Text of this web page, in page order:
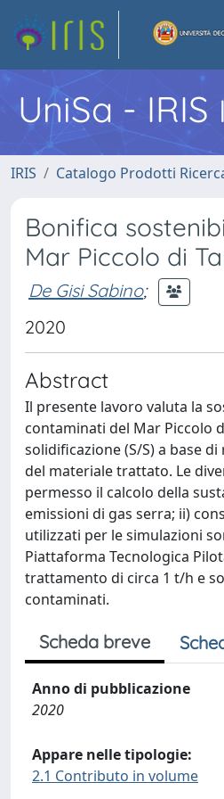
UniSa - IRIS
IRIS Catalogo Prodotti
Bonifica
Mar Piccolo di
De Gisi Sabino;
2020
Abstract
Il presente lavoro valuta la
contaminati del Mar Piccolo
solidificazione (S/S) a base
del materiale trattato. Le
permesso il calcolo della
emissioni di gas serra; ii)
utilizzati per le simulazioni
Piattaforma Tecnologica
trattamento di circa 1 t/h e
contaminati.
Scheda breve
Anno di pubblicazione
2020
Appare nelle tipologie:
2.1 Contributo in volume